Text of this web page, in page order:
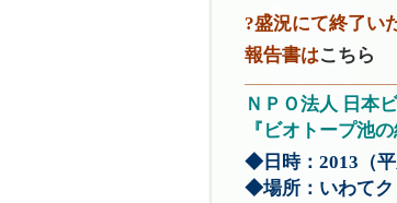
書
?盛況にて終了い
報告書はこちら
ＮＰＯ法人 日本
『ビオトープ池
◆日時：2013（
◆場所：いわて